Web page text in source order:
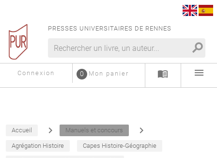
PRESSES UNIVERSITAIRES DE RENNES
search
Connexion Mon panier
0 menu_book menu
Accueil navigate_next Manuels et concours navigate_next
Agrégation Histoire Capes Histoire-Géographie